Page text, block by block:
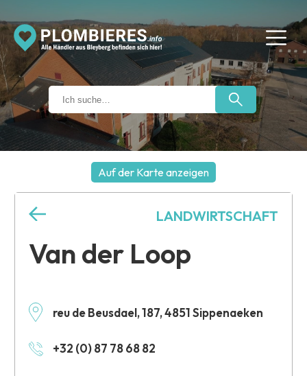
Auf der Karte anzeigen
Van der Loop
reu de Beusdael, 187, 4851 Sippenaeken
+32 (0) 87 78 68 82
LANDWIRTSCHAFT
+
−